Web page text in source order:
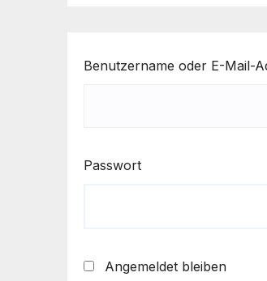
Benutzername oder E-Mail-
Passwort
Angemeldet bleiben